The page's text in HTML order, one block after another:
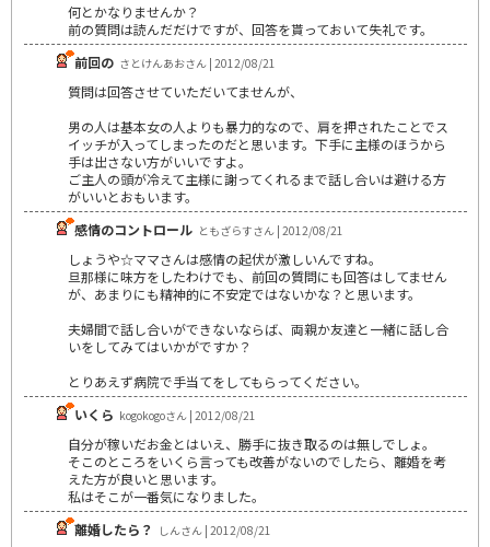
何とかなりませんか？
前の質問は読んだだけですが、回答を貰っておいて失礼です。
前回の さとけんあおさん | 2012/08/21
質問は回答させていただいてませんが、
男の人は基本女の人よりも暴力的なので、肩を押されたことでス
イッチが入ってしまったのだと思います。下手に主様のほうから
手は出さない方がいいですよ。
ご主人の頭が冷えて主様に謝ってくれるまで話し合いは避ける方
がいいとおもいます。
感情のコントロール ともざらすさん | 2012/08/21
しょうや☆ママさんは感情の起伏が激しいんですね。
旦那様に味方をしたわけでも、前回の質問にも回答はしてません
が、あまりにも精神的に不安定ではないかな？と思います。
夫婦間で話し合いができないならば、両親か友達と一緒に話し合
いをしてみてはいかがですか？
とりあえず病院で手当てをしてもらってください。
いくら kogokogoさん | 2012/08/21
自分が稼いだお金とはいえ、勝手に抜き取るのは無しでしょ。
そこのところをいくら言っても改善がないのでしたら、離婚を考
えた方が良いと思います。
私はそこが一番気になりました。
離婚したら？
しんさん | 2012/08/21